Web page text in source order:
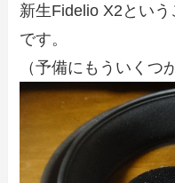
新生Fidelio X2とい
です。
（予備にもういくつ